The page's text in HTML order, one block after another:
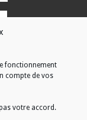
fonctionnement
compte de vos
votre accord.